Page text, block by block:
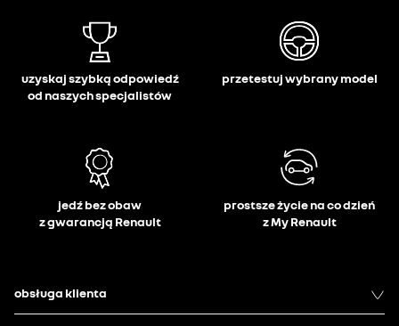
uzyskaj szybką odpowiedź
od naszych specjalistów
przetestuj wybrany model
jedź bez obaw
z gwarancją Renault
prostsze życie na co dzień
z My Renault
obsługa klienta